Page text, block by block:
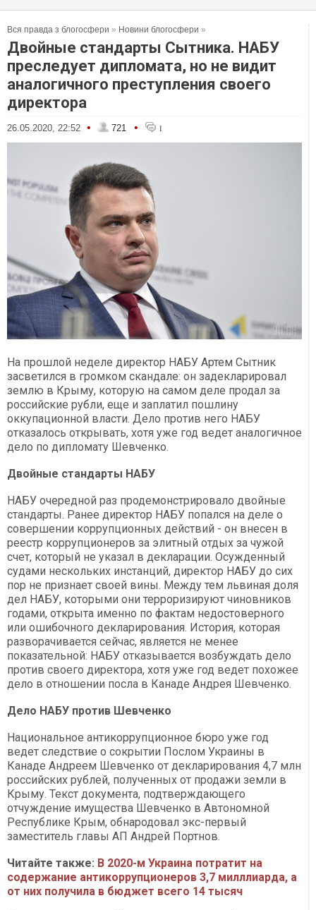
Вся правда з блогосфери » Новини блогосфери »
Двойные стандарты Сытника. НАБУ
преследует дипломата, но не видит
аналогичного преступления своего
директора
26.05.2020, 22:52 • 721 • 1
На прошлой неделе директор НАБУ Артем Сытник
засветился в громком скандале: он задекларировал
землю в Крыму, которую на самом деле продал за
российские рубли, еще и заплатил пошлину
оккупационной власти. Дело против него НАБУ
отказалось открывать, хотя уже год ведет аналогичное
дело по дипломату Шевченко.
Двойные стандарты НАБУ
НАБУ очередной раз продемонстрировало двойные
стандарты. Ранее директор НАБУ попался на деле о
совершении коррупционных действий - он внесен в
реестр коррупционеров за элитный отдых за чужой
счет, который не указал в декларации. Осужденный
судами нескольких инстанций, директор НАБУ до сих
пор не признает своей вины. Между тем львиная доля
дел НАБУ, которыми они терроризируют чиновников
годами, открыта именно по фактам недостоверного
или ошибочного декларирования. История, которая
разворачивается сейчас, является не менее
показательной: НАБУ отказывается возбуждать дело
против своего директора, хотя уже год ведет похожее
дело в отношении посла в Канаде Андрея Шевченко.
Дело НАБУ против Шевченко
Национальное антикоррупционное бюро уже год
ведет следствие о сокрытии Послом Украины в
Канаде Андреем Шевченко от декларирования 4,7 млн
российских рублей, полученных от продажи земли в
Крыму. Текст документа, подтверждающего
отчуждение имущества Шевченко в Автономной
Республике Крым, обнародовал экс-первый
заместитель главы АП Андрей Портнов.
Читайте также: В 2020-м Украина потратит на
содержание антикоррупционеров 3,7 милллиарда, а
от них получила в бюджет всего 14 тысяч